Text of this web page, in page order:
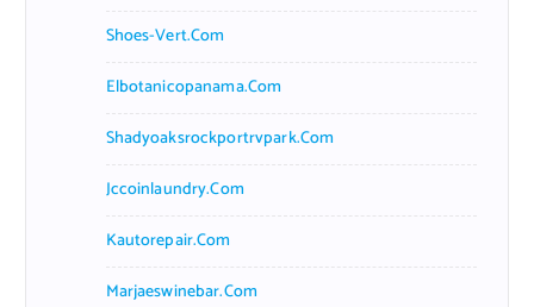
Shoes-Vert.com
Elbotanicopanama.com
Shadyoaksrockportrvpark.com
Jccoinlaundry.com
Kautorepair.com
Marjaeswinebar.com